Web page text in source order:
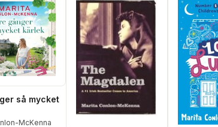
så mycket
McKenna